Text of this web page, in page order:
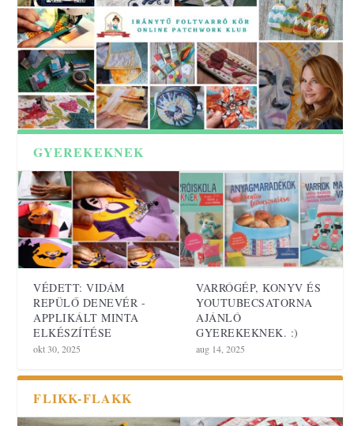
GYEREKEKNEK
VÉDETT: VIDÁM
REPÜLŐ DENEVÉR -
APPLIKÁLT MINTA
ELKÉSZÍTÉSE
okt 30, 2025
VARRÓGÉP, KONYV ÉS
YOUTUBECSATORNA
AJÁNLÓ
GYEREKEKNEK. :)
aug 14, 2025
FLIKK-FLAKK